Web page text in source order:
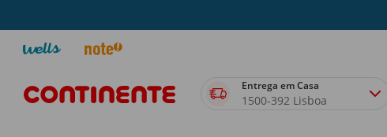
Entrega em Casa
1500-392 Lisboa